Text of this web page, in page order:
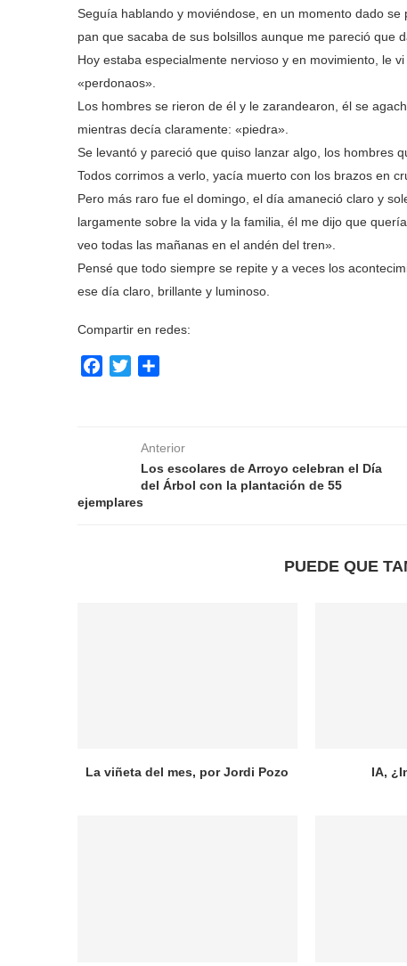
Seguía hablando y moviéndose, en un momento dado
pan que sacaba de sus bolsillos aunque me pareció que
Hoy estaba especialmente nervioso y en movimiento, le
«perdonaos».
Los hombres se rieron de él y le zarandearon, él se
mientras decía claramente: «piedra».
Se levantó y pareció que quiso lanzar algo, los hombres
Todos corrimos a verlo, yacía muerto con los brazos en
Pero más raro fue el domingo, el día amaneció claro y
largamente sobre la vida y la familia, él me dijo que
veo todas las mañanas en el andén del tren».
Pensé que todo siempre se repite y a veces los
ese día claro, brillante y luminoso.
Compartir en redes:
Facebook
Twitter
Anterior
Los escolares de Arroyo celebran el Día
del Árbol con la plantación de 55
ejemplares
PUEDE QUE
La viñeta del mes, por Jordi Pozo IA,